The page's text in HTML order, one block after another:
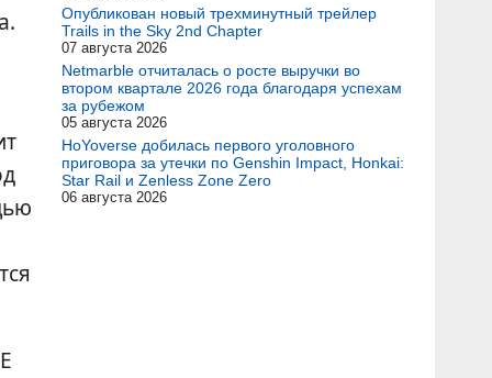
Опубликован новый трехминутный трейлер
Trails in the Sky 2nd Chapter
07 августа 2026
Netmarble отчиталась о росте выручки во
втором квартале 2026 года благодаря успехам
за рубежом
05 августа 2026
HoYoverse добилась первого уголовного
приговора за утечки по Genshin Impact, Honkai:
Star Rail и Zenless Zone Zero
06 августа 2026